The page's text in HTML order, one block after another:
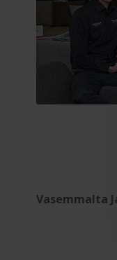
Vasemmalta